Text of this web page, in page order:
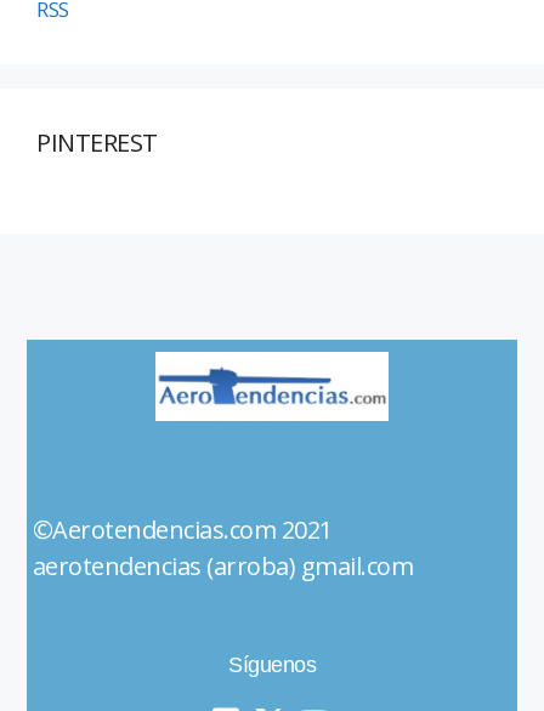
RSS
PINTEREST
©Aerotendencias.com 2021
aerotendencias (arroba) gmail.com
Síguenos